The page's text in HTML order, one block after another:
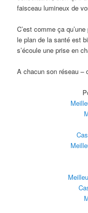
faisceau lumineux de
C’est comme ça
le plan de la santé est
s’écoule une prise en
A chacun son réseau –